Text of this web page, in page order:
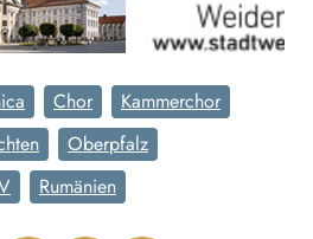
Chor
Kammerchor
Oberpfalz
Rumänien